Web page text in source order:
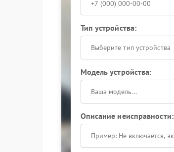
Тип устройства:
Выберите тип устройства
Модель устройства:
Описание неисправности: